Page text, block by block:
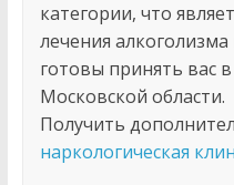
категории, что
лечения
готовы принять вас
Московской области.
Получить
наркологическая